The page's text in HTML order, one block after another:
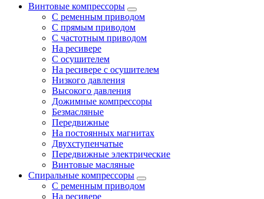
Винтовые компрессоры
С ременным приводом
С прямым приводом
С частотным приводом
На ресивере
С осушителем
На ресивере с осушителем
Низкого давления
Высокого давления
Дожимные компрессоры
Безмасляные
Передвижные
На постоянных магнитах
Двухступенчатые
Передвижные электрические
Винтовые масляные
Спиральные компрессоры
С ременным приводом
На ресивере